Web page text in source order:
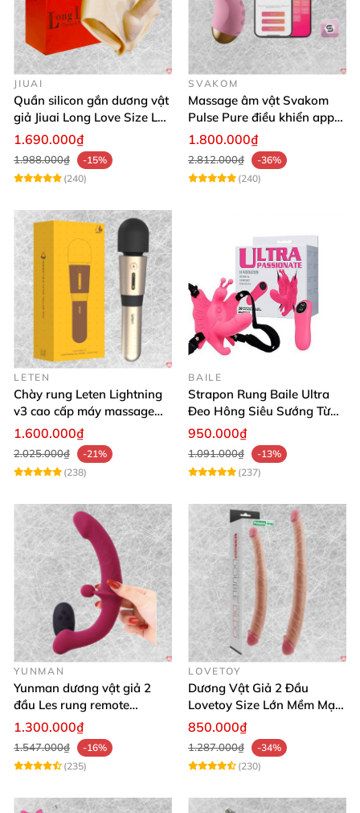
JIUAI
Quần silicon gắn dương vật
giả Jiuai Long Love Size L
hỗ trợ khoái cảm
1.690.000₫
1.988.000₫
-15%
(240)
SVAKOM
Massage âm vật Svakom
Pulse Pure điều khiển app
công nghệ sóng âm cao cấp
1.800.000₫
2.812.000₫
-36%
(240)
LETEN
Chày rung Leten Lightning
v3 cao cấp máy massage
kích thích mạnh
1.600.000₫
2.025.000₫
-21%
(238)
BAILE
Strapon Rung Baile Ultra
Đeo Hông Siêu Sướng Từ
Xa
950.000₫
1.091.000₫
-13%
(237)
YUNMAN
Yunman dương vật giả 2
đầu Les rung remote
silicone mềm mại
1.300.000₫
1.547.000₫
-16%
(235)
LOVETOY
Dương Vật Giả 2 Đầu
Lovetoy Size Lớn Mềm Mại
Uốn Cong Kháng Khuẩn
850.000₫
1.287.000₫
-34%
(230)